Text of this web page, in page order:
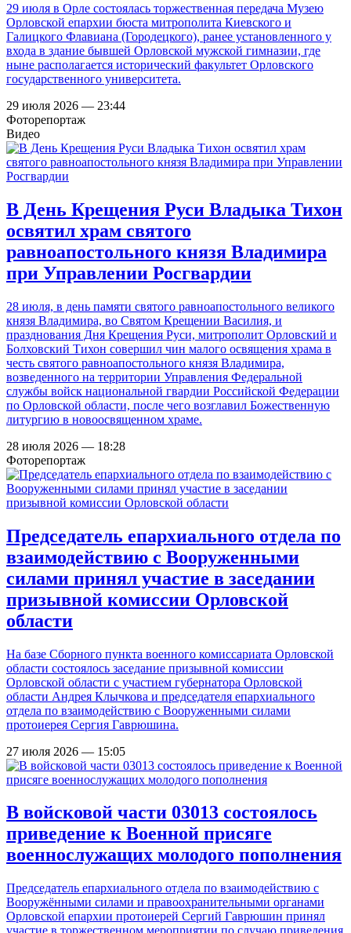
29 июля в Орле состоялась торжественная передача Музею
Орловской епархии бюста митрополита Киевского и
Галицкого Флавиана (Городецкого), ранее установленного у
входа в здание бывшей Орловской мужской гимназии, где
ныне располагается исторический факультет Орловского
государственного университета.
29 июля 2026 — 23:44
Фоторепортаж
Видео
В День Крещения Руси Владыка Тихон
освятил храм святого
равноапостольного князя Владимира
при Управлении Росгвардии
28 июля, в день памяти святого равноапостольного великого
князя Владимира, во Святом Крещении Василия, и
празднования Дня Крещения Руси, митрополит Орловский и
Болховский Тихон совершил чин малого освящения храма в
честь святого равноапостольного князя Владимира,
возведенного на территории Управления Федеральной
службы войск национальной гвардии Российской Федерации
по Орловской области, после чего возглавил Божественную
литургию в новоосвященном храме.
28 июля 2026 — 18:28
Фоторепортаж
Председатель епархиального отдела по
взаимодействию с Вооруженными
силами принял участие в заседании
призывной комиссии Орловской
области
На базе Сборного пункта военного комиссариата Орловской
области состоялось заседание призывной комиссии
Орловской области с участием губернатора Орловской
области Андрея Клычкова и председателя епархиального
отдела по взаимодействию с Вооруженными силами
протоиерея Сергия Гаврюшина.
27 июля 2026 — 15:05
В войсковой части 03013 состоялось
приведение к Военной присяге
военнослужащих молодого пополнения
Председатель епархиального отдела по взаимодействию с
Вооружёнными силами и правоохранительными органами
Орловской епархии протоиерей Сергий Гаврюшин принял